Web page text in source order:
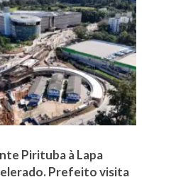
Pirituba à Lapa
Prefeito visita